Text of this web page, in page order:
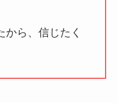
から、信じたく